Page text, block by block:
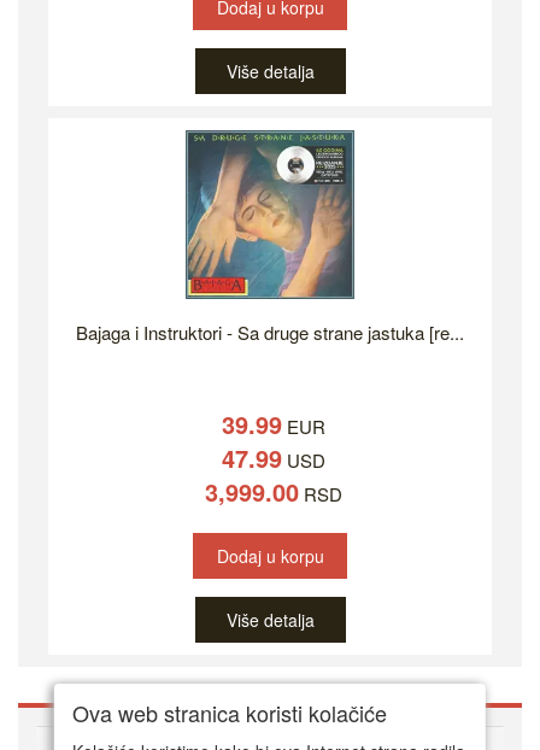
Dodaj u korpu
Više detalja
Bajaga i Instruktori - Sa druge strane jastuka [re...
39.99EUR
47.99USD
3,999.00RSD
Dodaj u korpu
Više detalja
Ova web stranica koristi kolačiće